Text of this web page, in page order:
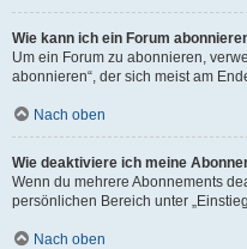
Wie kann ich ein Forum
Um ein Forum zu abonnieren,
abonnieren“, der sich meist am
Nach oben
Wie deaktiviere ich meine
Wenn du mehrere Abonnements
persönlichen Bereich unter
Nach oben